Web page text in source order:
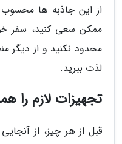
از این جاذبه ها
ممکن سعی کنید، سفر
محدود نکنید و از دیگر
لذت ببرید.
تجهیزات لازم را
قبل از هر چیز، از